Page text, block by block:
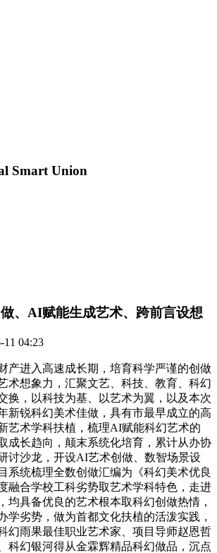
Smart Union
、AI赋能生成艺术、跨前言设想
04:23
进入高速成长期，培育科学严谨的创做
术想象力，汇聚文艺、科技、教育、科幻
换，以科技为基、以艺术为翼，以及本次
新锐科幻美术佳做，具有市最早成立的高
艺术学科扶植，梳理AI赋能科幻艺术的
成长趋向，颠末系统化培育，累计从办协
讨沙龙，开设AI艺术创做、数智场景设
系统梳理全数创做汇编为《科幻美术优良
融合学校工科劣势取艺术学科特色，走进
均具备优良的艺术根本取科幻创做热情，
学劣势，做为首都文化扶植的活泼实践，
幻雨果最佳职业艺术家、项目导师赵恩哲
科幻银河得从金霖辉精品科幻做品，沉点